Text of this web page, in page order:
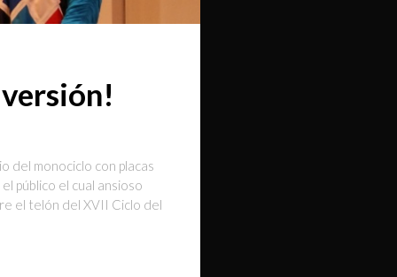
del monociclo con placas
público el cual ansioso
el telón del XVII Ciclo del